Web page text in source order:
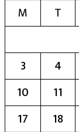
M
T
3
4
10
11
17
18